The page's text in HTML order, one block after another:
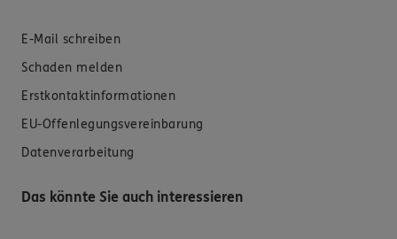
E-Mail schreiben
Schaden melden
Erstkontaktinformationen
EU-Offenlegungsvereinbarung
Datenverarbeitung
Das könnte Sie auch interessieren